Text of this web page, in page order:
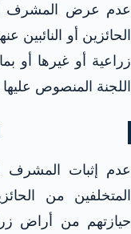
عدم عرض المشرف
الحائزين أو
زراعية أو غيرها أو
اللجنة المنصوص عليها بالمادة
عدم إثبات
المتخلفين من
حيازتهم من أراض